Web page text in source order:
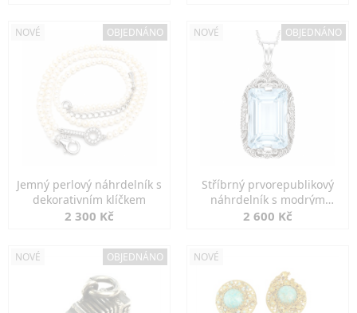
NOVÉ OBJEDNÁNO
Jemný perlový náhrdelník s
dekorativním klíčkem
2 300 Kč
NOVÉ OBJEDNÁNO
Stříbrný prvorepublikový
náhrdelník s modrým
spinelem
2 600 Kč
NOVÉ OBJEDNÁNO NOVÉ